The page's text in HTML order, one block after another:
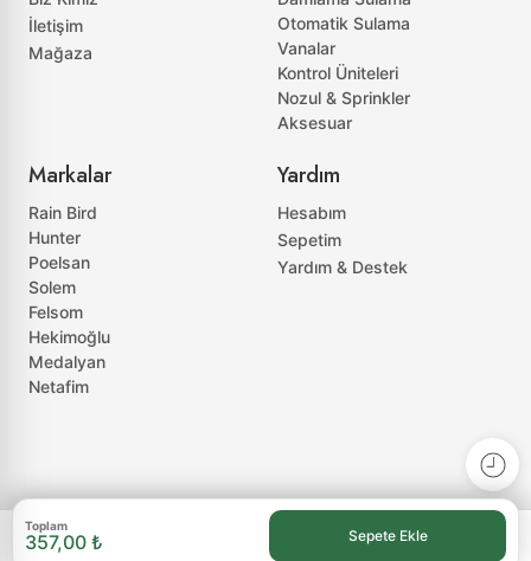
İletişim
Mağaza
Otomatik Sulama
Vanalar
Kontrol Üniteleri
Nozul & Sprinkler
Aksesuar
Markalar
Rain Bird
Hunter
Poelsan
Solem
Felsom
Hekimoğlu
Medalyan
Netafim
Yardım
Hesabım
Sepetim
Yardım & Destek
Toplam
357,00 ₺ Sepete Ekle